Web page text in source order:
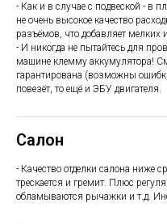
- Как и в случае с подвеской - в
не очень высокое качество
разъёмов, что добавляет мелких
- И никогда не пытайтесь для
машине клемму аккумулятора!
гарантирована (возможны
повезёт, то ещё и ЭБУ двигателя.
Салон
- Качество отделки салона ниже
трескается и гремит. Плюс
обламываются рычажки и т.д.